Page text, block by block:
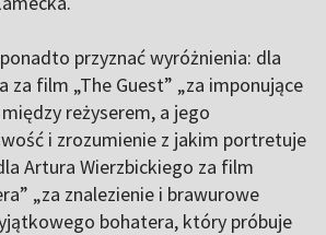
przyznać wyróżnienia: dla
za film „The Guest” „za imponujące
reżyserem, a jego
i zrozumienie z jakim portretuje
Artura Wierzbickiego za film
„za znalezienie i brawurowe
bohatera, który próbuje